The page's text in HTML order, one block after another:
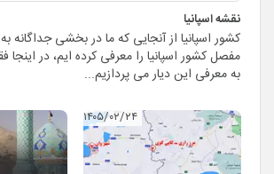
نقشه اسپانیا
کشور اسپانیا از آنجایی که ما در بخشی جداگانه
مفصل کشور اسپانیا را معرفی کرده ایم، در
به معرفی این دیار می پردازیم...
۱۴۰۵/۰۲/۲۴